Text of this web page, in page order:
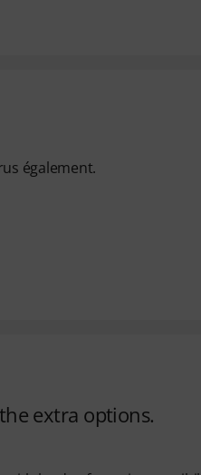
également.
extra options.